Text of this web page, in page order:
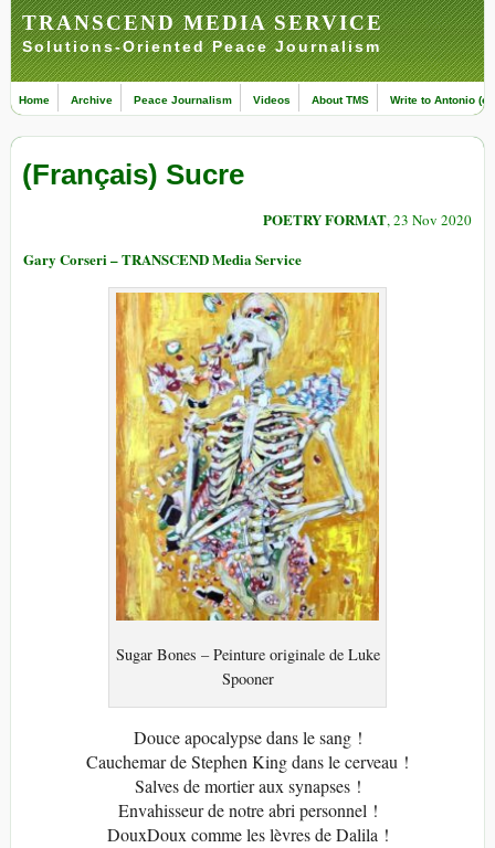
TRANSCEND MEDIA SERVICE
Solutions-Oriented Peace Journalism
Home Archive Peace Journalism Videos About TMS Write to Antonio
(Français) Sucre
POETRY FORMAT, 23 Nov 2020
Gary Corseri – TRANSCEND Media Service
Sugar Bones – Peinture originale de Luke
Spooner
Douce apocalypse dans le sang !
Cauchemar de Stephen King dans le cerveau !
Salves de mortier aux synapses !
Envahisseur de notre abri personnel !
DouxDoux comme les lèvres de Dalila !